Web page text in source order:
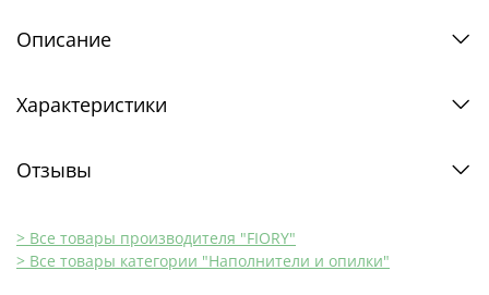
Описание
Характеристики
Отзывы
> Все товары производителя "FIORY"
> Все товары категории "Наполнители и опилки"